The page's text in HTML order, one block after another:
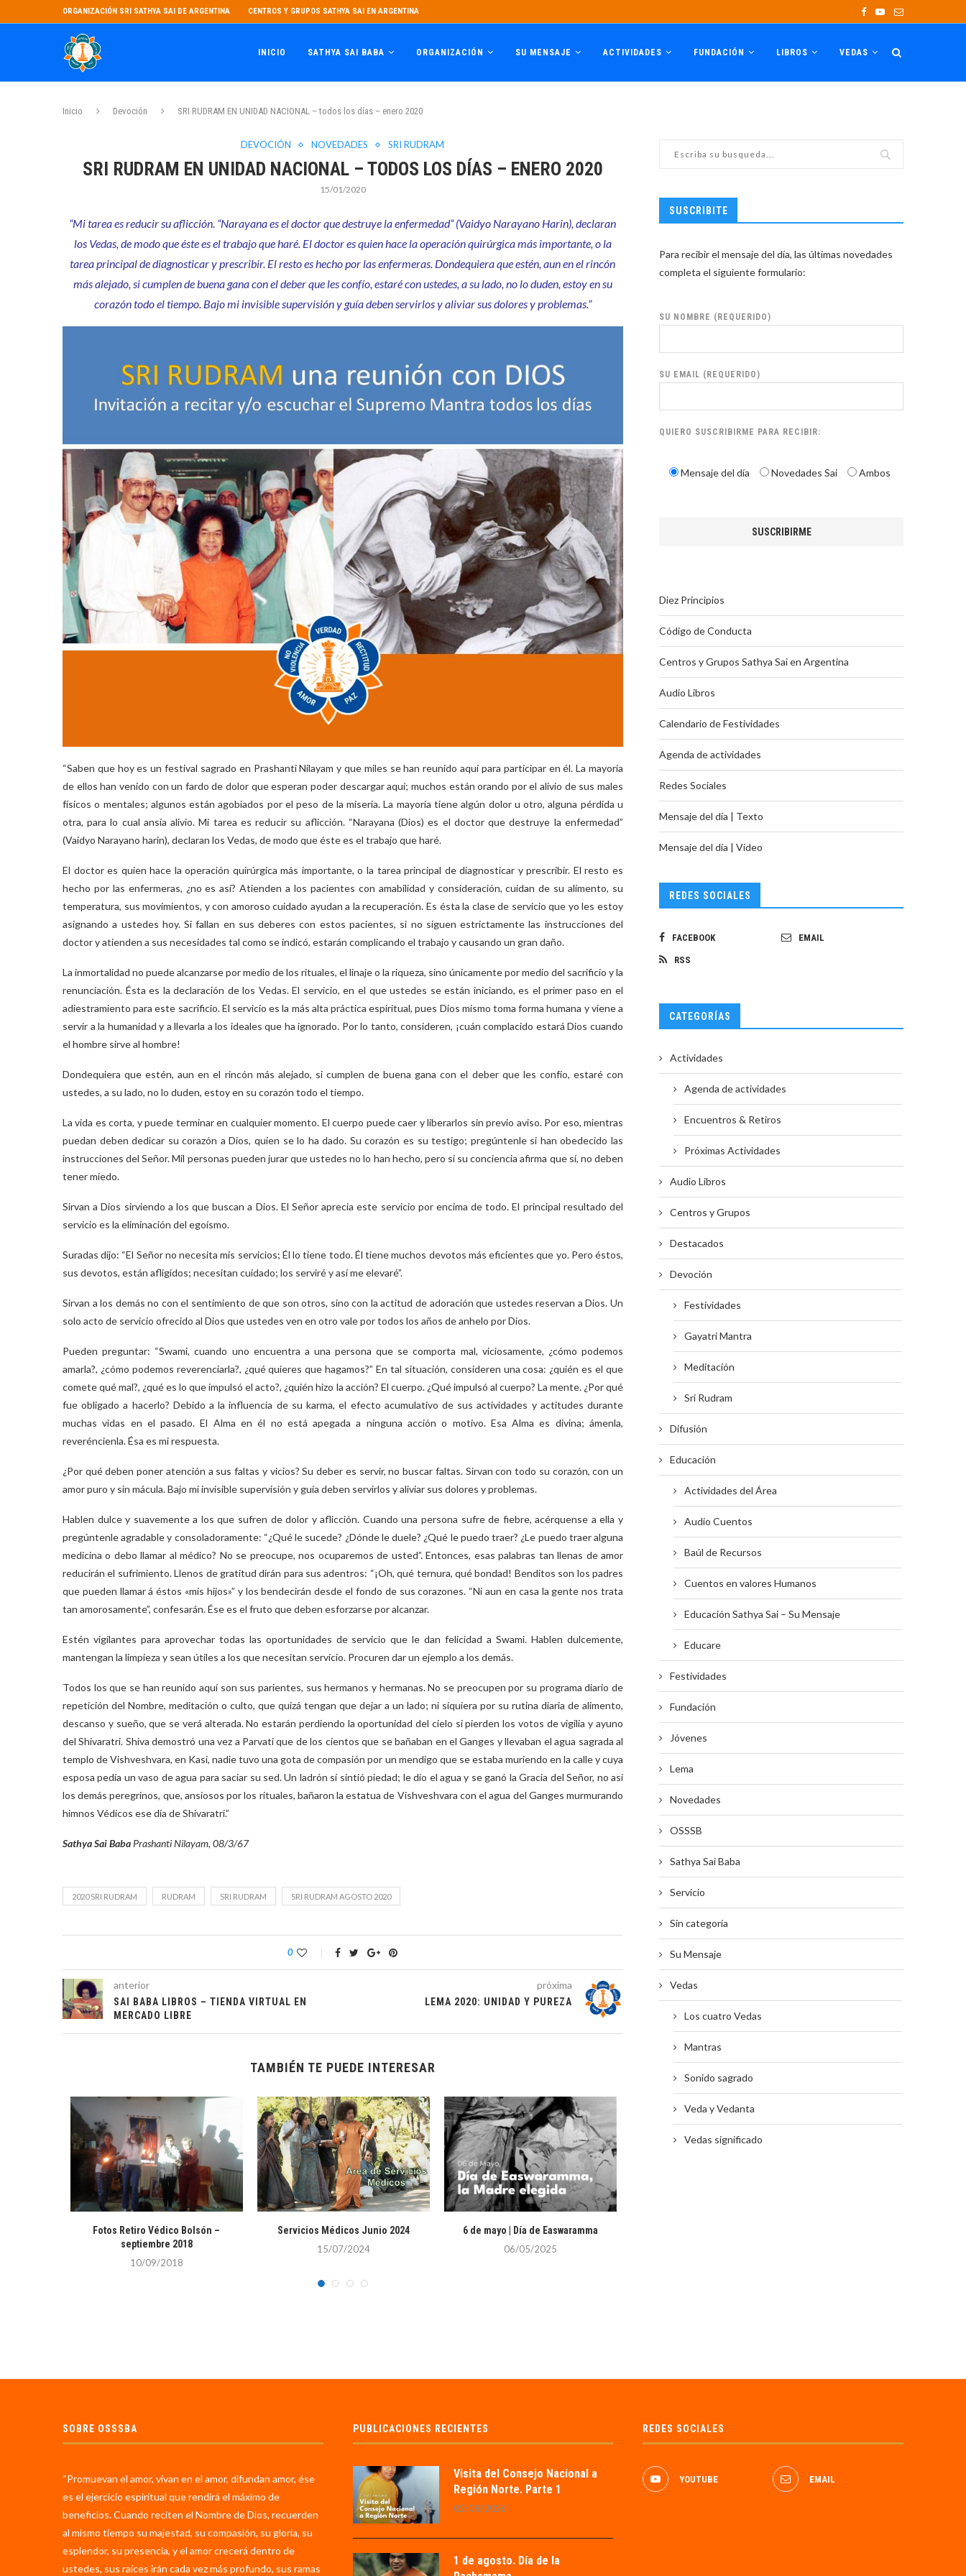
ORGANIZACIÓN SRI SATHYA SAI DE ARGENTINA CENTROS Y GRUPOS SATHYA SAI EN ARGENTINA
INICIO SATHYA SAI BABA ORGANIZACIÓN SU MENSAJE ACTIVIDADES FUNDACIÓN LIBROS VEDAS
Inicio Devoción SRI RUDRAM EN UNIDAD NACIONAL – todos los días – enero 2020
DEVOCIÓN NOVEDADES SRI RUDRAM
SRI RUDRAM EN UNIDAD NACIONAL – TODOS LOS DÍAS – ENERO 2020
15/01/2020
“Mi tarea es reducir su aflicción. “Narayana es el doctor que destruye la enfermedad” (Vaidyo Narayano Harin), declaran
los Vedas, de modo que éste es el trabajo que haré. El doctor es quien hace la operación quirúrgica más importante, o la
tarea principal de diagnosticar y prescribir. El resto es hecho por las enfermeras. Dondequiera que estén, aun en el rincón
más alejado, si cumplen de buena gana con el deber que les confío, estaré con ustedes, a su lado, no lo duden, estoy en su
corazón todo el tiempo. Bajo mi invisible supervisión y guía deben servirlos y aliviar sus dolores y problemas.”
“Saben que hoy es un festival sagrado en Prashanti Nilayam y que miles se han reunido aquí para participar en él. La mayoría
de ellos han venido con un fardo de dolor que esperan poder descargar aquí; muchos están orando por el alivio de sus males
físicos o mentales; algunos están agobiados por el peso de la miseria. La mayoría tiene algún dolor u otro, alguna pérdida u
otra, para lo cual ansía alivio. Mi tarea es reducir su aflicción. “Narayana (Dios) es el doctor que destruye la enfermedad”
(Vaidyo Narayano harin), declaran los Vedas, de modo que éste es el trabajo que haré.
El doctor es quien hace la operación quirúrgica más importante, o la tarea principal de diagnosticar y prescribir. El resto es
hecho por las enfermeras, ¿no es así? Atienden a los pacientes con amabilidad y consideración, cuidan de su alimento, su
temperatura, sus movimientos, y con amoroso cuidado ayudan a la recuperación. Es ésta la clase de servicio que yo les estoy
asignando a ustedes hoy. Si fallan en sus deberes con estos pacientes, si no siguen estrictamente las instrucciones del
doctor y atienden a sus necesidades tal como se indicó, estarán complicando el trabajo y causando un gran daño.
La inmortalidad no puede alcanzarse por medio de los rituales, el linaje o la riqueza, sino únicamente por medio del sacrificio y la
renunciación. Ésta es la declaración de los Vedas. El servicio, en el que ustedes se están iniciando, es el primer paso en el
adiestramiento para este sacrificio. El servicio es la más alta práctica espiritual, pues Dios mismo toma forma humana y viene a
servir a la humanidad y a llevarla a los ideales que ha ignorado. Por lo tanto, consideren, ¡cuán complacido estará Dios cuando
el hombre sirve al hombre!
Dondequiera que estén, aun en el rincón más alejado, si cumplen de buena gana con el deber que les confío, estaré con
ustedes, a su lado, no lo duden, estoy en su corazón todo el tiempo.
La vida es corta, y puede terminar en cualquier momento. El cuerpo puede caer y liberarlos sin previo aviso. Por eso, mientras
puedan deben dedicar su corazón a Dios, quien se lo ha dado. Su corazón es su testigo; pregúntenle si han obedecido las
instrucciones del Señor. Mil personas pueden jurar que ustedes no lo han hecho, pero si su conciencia afirma que sí, no deben
tener miedo.
Sirvan a Dios sirviendo a los que buscan a Dios. El Señor aprecia este servicio por encima de todo. El principal resultado del
servicio es la eliminación del egoísmo.
Suradas dijo: “El Señor no necesita mis servicios; Él lo tiene todo. Él tiene muchos devotos más eficientes que yo. Pero éstos,
sus devotos, están afligidos; necesitan cuidado; los serviré y así me elevaré”.
Sirvan a los demás no con el sentimiento de que son otros, sino con la actitud de adoración que ustedes reservan a Dios. Un
solo acto de servicio ofrecido al Dios que ustedes ven en otro vale por todos los años de anhelo por Dios.
Pueden preguntar: “Swami, cuando uno encuentra a una persona que se comporta mal, viciosamente, ¿cómo podemos
amarla?, ¿cómo podemos reverenciarla?, ¿qué quieres que hagamos?” En tal situación, consideren una cosa: ¿quién es el que
comete qué mal?, ¿qué es lo que impulsó el acto?, ¿quién hizo la acción? El cuerpo. ¿Qué impulsó al cuerpo? La mente. ¿Por qué
fue obligado a hacerlo? Debido a la influencia de su karma, el efecto acumulativo de sus actividades y actitudes durante
muchas vidas en el pasado. El Alma en él no está apegada a ninguna acción o motivo. Esa Alma es divina; ámenla,
reveréncienla. Ésa es mi respuesta.
¿Por qué deben poner atención a sus faltas y vicios? Su deber es servir, no buscar faltas. Sirvan con todo su corazón, con un
amor puro y sin mácula. Bajo mi invisible supervisión y guía deben servirlos y aliviar sus dolores y problemas.
Hablen dulce y suavemente a los que sufren de dolor y aflicción. Cuando una persona sufre de fiebre, acérquense a ella y
pregúntenle agradable y consoladoramente: “¿Qué le sucede? ¿Dónde le duele? ¿Qué le puedo traer? ¿Le puedo traer alguna
medicina o debo llamar al médico? No se preocupe, nos ocuparemos de usted”. Entonces, esas palabras tan llenas de amor
reducirán el sufrimiento. Llenos de gratitud dirán para sus adentros: “¡Oh, qué ternura, qué bondad! Benditos son los padres
que pueden llamar á éstos «mis hijos»” y los bendecirán desde el fondo de sus corazones. “Ni aun en casa la gente nos trata
tan amorosamente”, confesarán. Ése es el fruto que deben esforzarse por alcanzar.
Estén vigilantes para aprovechar todas las oportunidades de servicio que le dan felicidad a Swami. Hablen dulcemente,
mantengan la limpieza y sean útiles a los que necesitan servicio. Procuren dar un ejemplo a los demás.
Todos los que se han reunido aquí son sus parientes, sus hermanos y hermanas. No se preocupen por su programa diario de
repetición del Nombre, meditación o culto, que quizá tengan que dejar a un lado; ni siquiera por su rutina diaria de alimento,
descanso y sueño, que se verá alterada. No estarán perdiendo la oportunidad del cielo si pierden los votos de vigilia y ayuno
del Shivaratri. Shiva demostró una vez a Parvati que de los cientos que se bañaban en el Ganges y llevaban el agua sagrada al
templo de Vishveshvara, en Kasi, nadie tuvo una gota de compasión por un mendigo que se estaba muriendo en la calle y cuya
esposa pedía un vaso de agua para saciar su sed. Un ladrón sí sintió piedad; le dio el agua y se ganó la Gracia del Señor, no así
los demás peregrinos, que, ansiosos por los rituales, bañaron la estatua de Vishveshvara con el agua del Ganges murmurando
himnos Védicos ese día de Shivaratri.”
Sathya Sai Baba Prashanti Nilayam, 08/3/67
2020 SRI RUDRAM RUDRAM SRI RUDRAM SRI RUDRAM AGOSTO 2020
0
anterior
SAI BABA LIBROS – TIENDA VIRTUAL EN
MERCADO LIBRE
próxima
LEMA 2020: UNIDAD Y PUREZA
TAMBIÉN TE PUEDE INTERESAR
Fotos Retiro Védico Bolsón –
septiembre 2018
10/09/2018
Servicios Médicos Junio 2024
15/07/2024
6 de mayo | Día de Easwaramma
06/05/2025
SUSCRIBITE
Para recibir el mensaje del día, las últimas novedades
completa el siguiente formulario:
SU NOMBRE (REQUERIDO)
SU EMAIL (REQUERIDO)
QUIERO SUSCRIBIRME PARA RECIBIR:
Mensaje del día Novedades Sai Ambos
Diez Principios
Código de Conducta
Centros y Grupos Sathya Sai en Argentina
Audio Libros
Calendario de Festividades
Agenda de actividades
Redes Sociales
Mensaje del día | Texto
Mensaje del día | Video
REDES SOCIALES
FACEBOOK EMAIL
RSS
CATEGORÍAS
Actividades
Agenda de actividades
Encuentros & Retiros
Próximas Actividades
Audio Libros
Centros y Grupos
Destacados
Devoción
Festividades
Gayatri Mantra
Meditación
Sri Rudram
Difusión
Educación
Actividades del Área
Audio Cuentos
Baúl de Recursos
Cuentos en valores Humanos
Educación Sathya Sai – Su Mensaje
Educare
Festividades
Fundación
Jóvenes
Lema
Novedades
OSSSB
Sathya Sai Baba
Servicio
Sin categoría
Su Mensaje
Vedas
Los cuatro Vedas
Mantras
Sonido sagrado
Veda y Vedanta
Vedas significado
SOBRE OSSSBA
“Promuevan el amor, vivan en el amor, difundan amor, ése
es el ejercicio espiritual que rendirá el máximo de
beneficios. Cuando reciten el Nombre de Dios, recuerden
al mismo tiempo su majestad, su compasión, su gloria, su
esplendor, su presencia, y el amor crecerá dentro de
ustedes, sus raíces irán cada vez más profundo, sus ramas
PUBLICACIONES RECIENTES
Visita del Consejo Nacional a
Región Norte. Parte 1
02/08/2026
1 de agosto. Día de la
REDES SOCIALES
YOUTUBE EMAIL